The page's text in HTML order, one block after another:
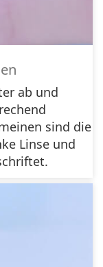
ab und
sind die
Linse und